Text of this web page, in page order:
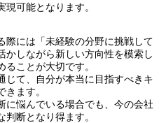
可能となります。
際には「未経験の分野に挑戦して
かしながら新しい方向性を模索し
ことが大切です。
じて、自分が本当に目指すべきキ
ます。
に悩んでいる場合でも、今の会社
断となり得ます。